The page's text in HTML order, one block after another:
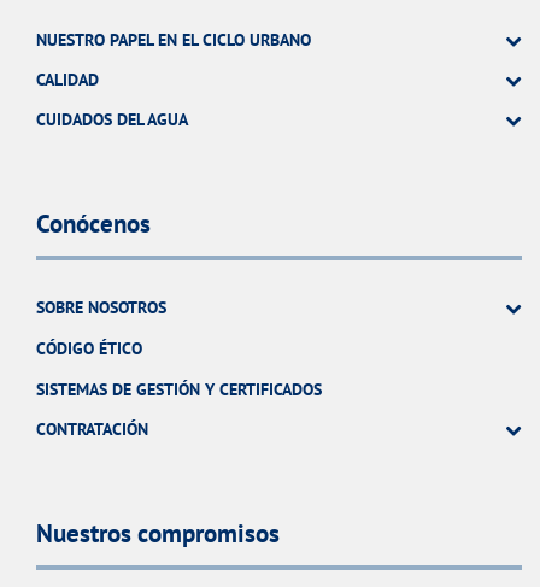
NUESTRO PAPEL EN EL CICLO URBANO
CALIDAD
CUIDADOS DEL AGUA
Conócenos
SOBRE NOSOTROS
CÓDIGO ÉTICO
SISTEMAS DE GESTIÓN Y CERTIFICADOS
CONTRATACIÓN
Nuestros compromisos